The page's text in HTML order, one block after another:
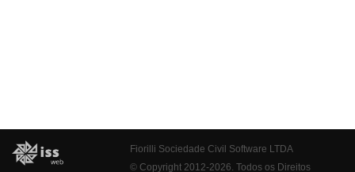
Fiorilli Sociedade Civil Software LTDA
© Copyright 2012-2026. Todos os Direitos